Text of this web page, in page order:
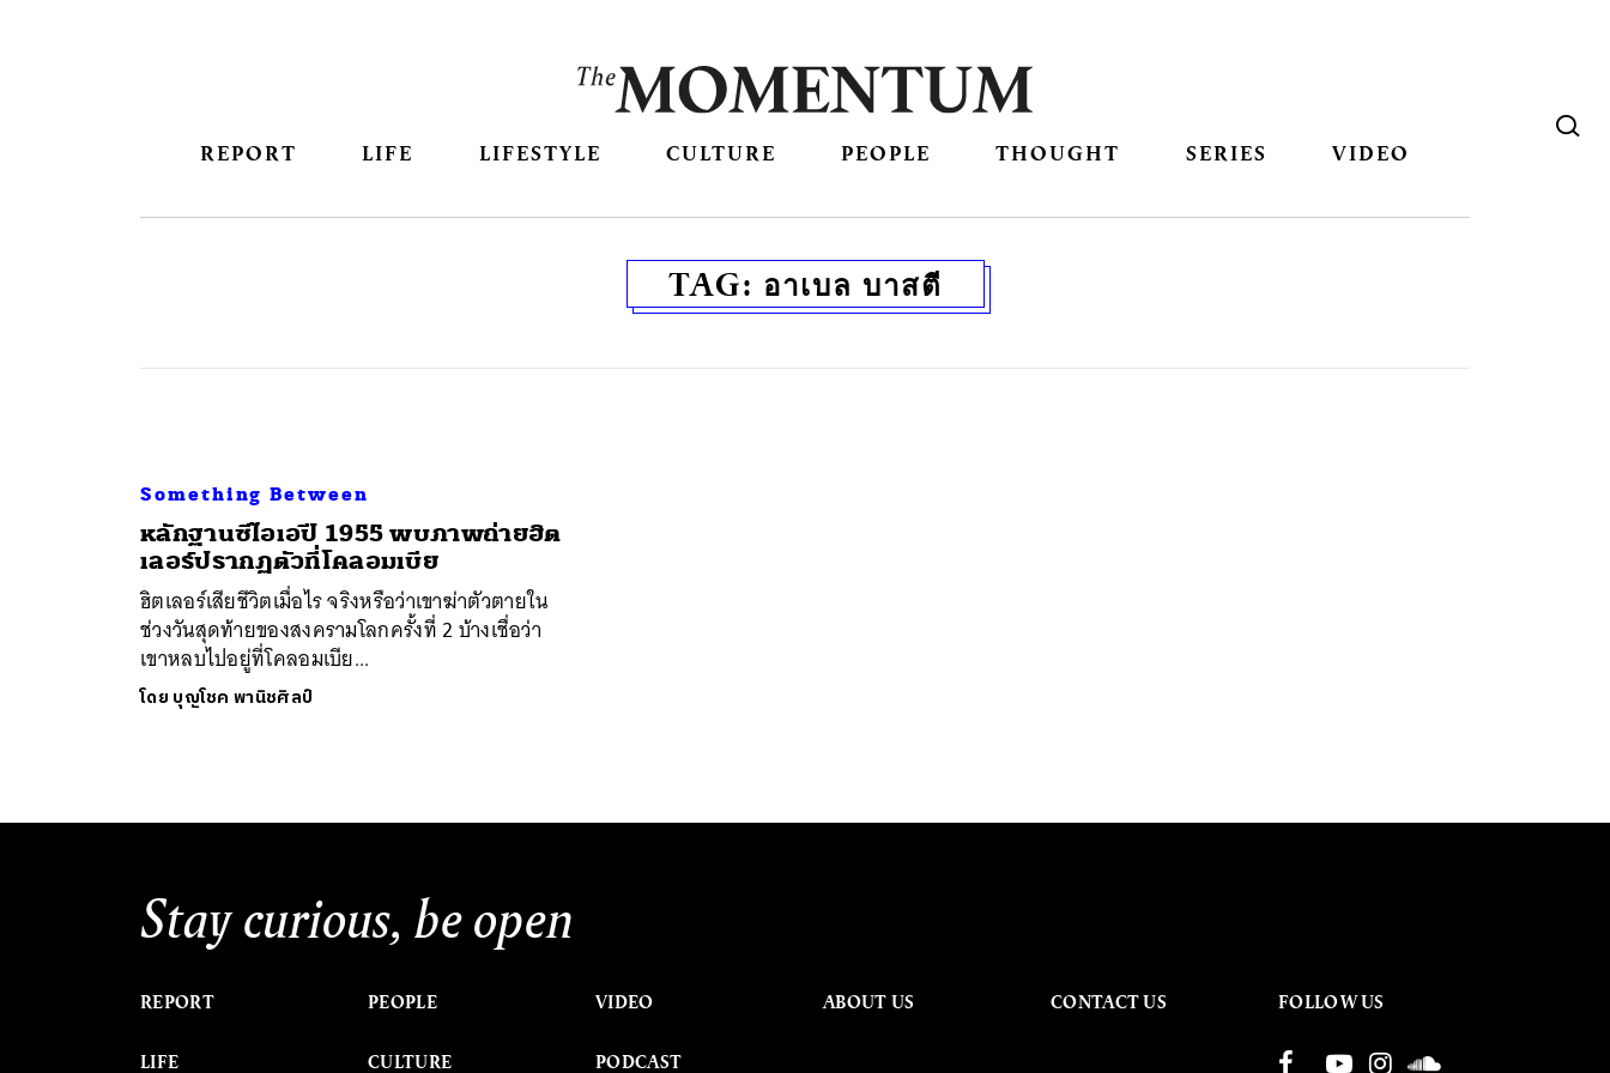
REPORT LIFE LIFESTYLE CULTURE PEOPLE THOUGHT SERIES VIDEO
TAG: อาเบล บาสตี
Something Between
หลักฐานซีไอเอปี 1955 พบภาพถ่ายฮิต
เลอร์ปรากฏตัวที่โคลอมเบีย
ฮิตเลอร์เสียชีวิตเมื่อไร จริงหรือว่าเขาฆ่าตัวตายใน
ช่วงวันสุดท้ายของสงครามโลกครั้งที่ 2 บ้างเชื่อว่า
เขาหลบไปอยู่ที่โคลอมเบีย...
โดย บุญโชค พานิชศิลป์
Stay curious, be open
REPORT
LIFE
PEOPLE
CULTURE
VIDEO
PODCAST
ABOUT US CONTACT US FOLLOW US